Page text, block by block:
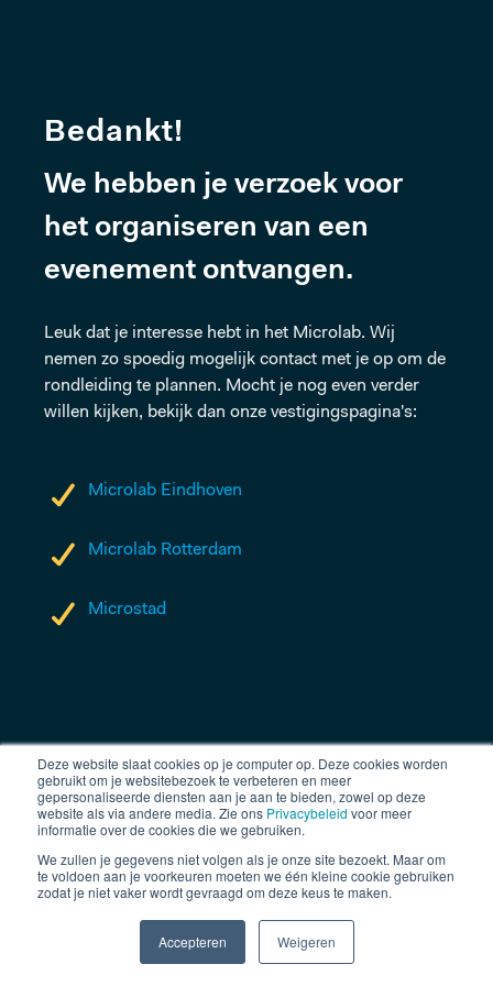
Deze website slaat cookies op je computer op. Deze cookies worden
gebruikt om je websitebezoek te verbeteren en meer
gepersonaliseerde diensten aan je aan te bieden, zowel op deze
website als via andere media. Zie ons Privacybeleid voor meer
informatie over de cookies die we gebruiken.
We zullen je gegevens niet volgen als je onze site bezoekt. Maar om
te voldoen aan je voorkeuren moeten we één kleine cookie gebruiken
zodat je niet vaker wordt gevraagd om deze keus te maken.
Accepteren Weigeren
Bedankt!
We hebben je verzoek voor
het organiseren van een
evenement ontvangen.
Leuk dat je interesse hebt in het Microlab. Wij
nemen zo spoedig mogelijk contact met je op om de
rondleiding te plannen. Mocht je nog even verder
willen kijken, bekijk dan onze vestigingspagina's:
Microlab Eindhoven
Microlab Rotterdam
Microstad